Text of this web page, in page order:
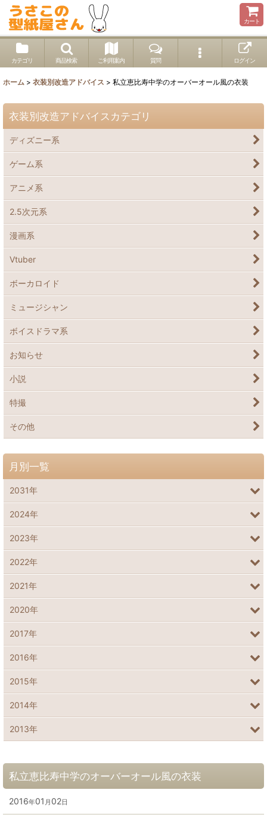
カート
カテゴリ 商品検索 ご利用案内 質問 ログイン
ホーム > 衣装別改造アドバイス > 私立恵比寿中学のオーバーオール風の衣装
私立恵比寿中学のオーバーオール風の衣装
2016年01 月 02日
衣装別改造アドバイスカテゴリ
ディズニー系
ゲーム系
アニメ系
2.5次元系
漫画系
Vtuber
ボーカロイド
ミュージシャン
ボイスドラマ系
お知らせ
小説
特撮
その他
月別一覧
2031年
2024年
2023年
2022年
2021年
2020年
2017年
2016年
2015年
2014年
2013年